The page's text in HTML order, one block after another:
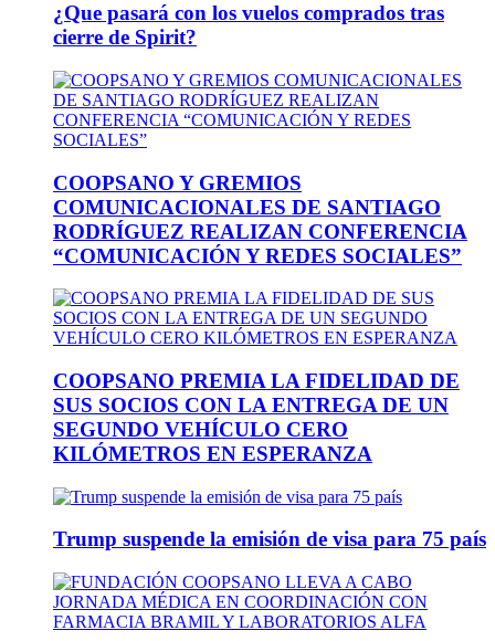
¿Que pasará con los vuelos comprados tras
cierre de Spirit?
COOPSANO Y GREMIOS
COMUNICACIONALES DE SANTIAGO
RODRÍGUEZ REALIZAN CONFERENCIA
“COMUNICACIÓN Y REDES SOCIALES”
COOPSANO PREMIA LA FIDELIDAD DE
SUS SOCIOS CON LA ENTREGA DE UN
SEGUNDO VEHÍCULO CERO
KILÓMETROS EN ESPERANZA
Trump suspende la emisión de visa para 75 país